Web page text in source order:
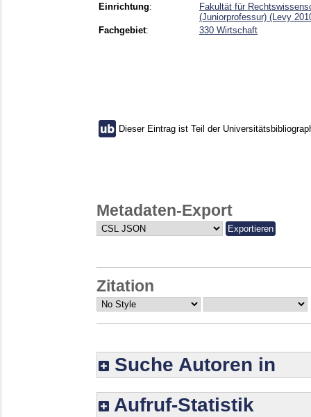
Einrichtung:
Fakultät für
(Juniorprofessur) (Levy
Fachgebiet: 330 Wirtschaft
Dieser Eintrag ist Teil der
Metadaten-Export
Zitation
Suche Autoren in
Aufruf-Statistik